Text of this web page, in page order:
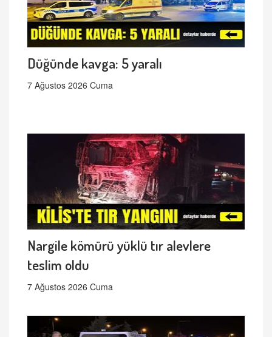
Düğünde kavga: 5 yaralı
7 Ağustos 2026 Cuma
Nargile kömürü yüklü tır alevlere
teslim oldu
7 Ağustos 2026 Cuma